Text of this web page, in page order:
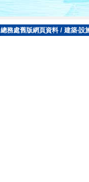
總務處舊版網頁資料/ 建築‧設